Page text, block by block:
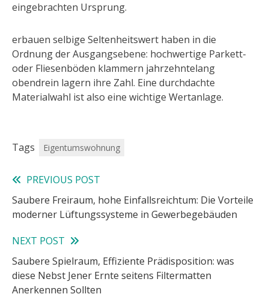
eingebrachten Ursprung.
erbauen selbige Seltenheitswert haben in die
Ordnung der Ausgangsebene: hochwertige Parkett-
oder Fliesenböden klammern jahrzehntelang
obendrein lagern ihre Zahl. Eine durchdachte
Materialwahl ist also eine wichtige Wertanlage.
Tags Eigentumswohnung
Read
more
PREVIOUS POST
Saubere Freiraum, hohe Einfallsreichtum: Die Vorteile
moderner Lüftungssysteme in Gewerbegebäuden
NEXT POST
Saubere Spielraum, Effiziente Prädisposition: was
diese Nebst Jener Ernte seitens Filtermatten
Anerkennen Sollten